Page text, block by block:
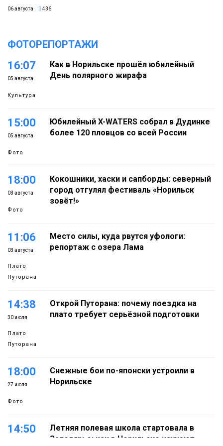
06 августа 436
ФОТОРЕПОРТАЖИ
16:07
05 августа
Культура
Как в Норильске прошёл юбилейный
День полярного жирафа
15:00
05 августа
Фото
Юбилейный X-WATERS собрал в Дудинке
более 120 пловцов со всей России
18:00
03 августа
Фото
Кокошники, хаски и сапборды: северный
город отгулял фестиваль «Норильск
зовёт!»
11:06
03 августа
Плато
Путорана
Место силы, куда рвутся уфологи:
репортаж с озера Лама
14:38
30 июля
Плато
Путорана
Открой Путорана: почему поездка на
плато требует серьёзной подготовки
18:00
27 июля
Фото
Снежные бои по-японски устроили в
Норильске
14:50
Летняя полевая школа стартовала в
Заполярье: как в Норильске изучают